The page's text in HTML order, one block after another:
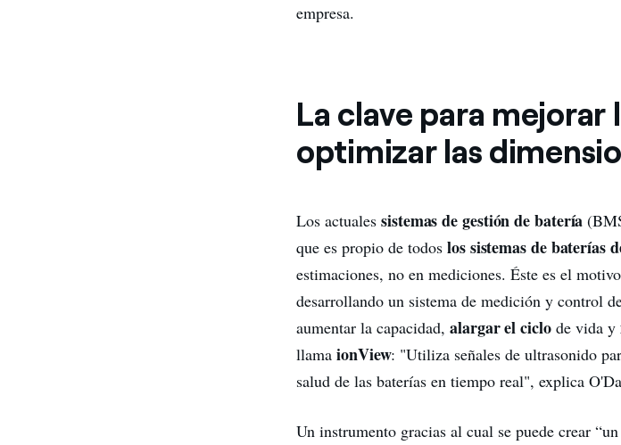
empresa.
La clave para mejorar
optimizar las
Los actualessistemas de gestión de batería
que es propio de todoslos sistemas de baterías
estimaciones, no en mediciones. Éste es el
desarrollando un sistema de medición y control
aumentar la capacidad,alargar el ciclode vida y
llamaionView: "Utiliza señales de ultrasonido
salud de las baterías en tiempo real", explica
Un instrumento gracias al cual se puede crear